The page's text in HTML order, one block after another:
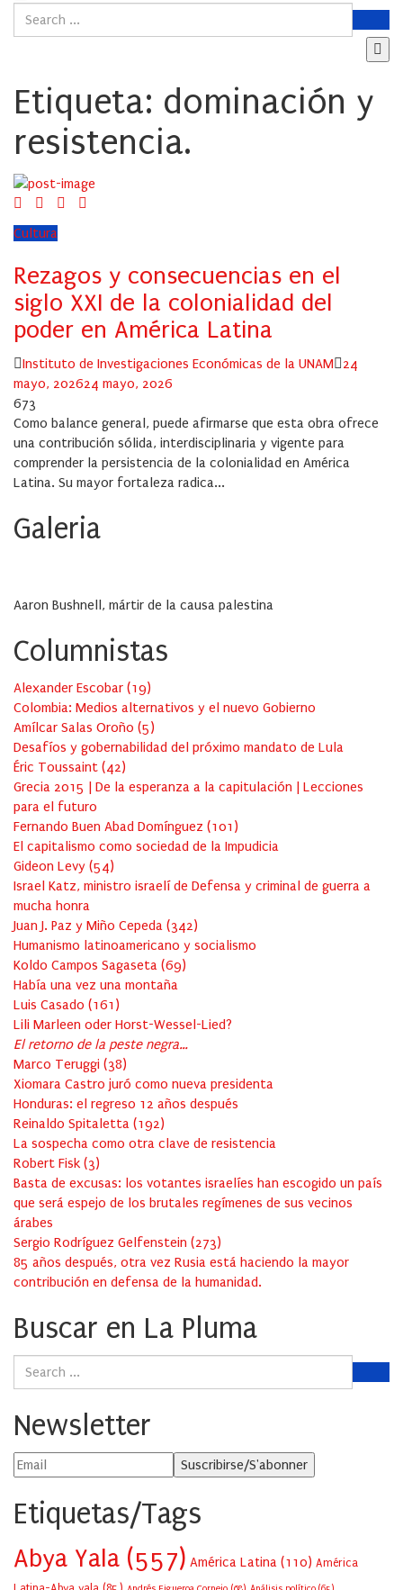
Etiqueta: dominación y
resistencia.
Cultura
Rezagos y consecuencias en el
siglo XXI de la colonialidad del
poder en América Latina
Author
Instituto de Investigaciones Económicas de la UNAM
Posted
24
mayo, 202624 mayo, 2026
673
Como balance general, puede afirmarse que esta obra ofrece
una contribución sólida, interdisciplinaria y vigente para
comprender la persistencia de la colonialidad en América
Latina. Su mayor fortaleza radica...
Galeria
Aaron Bushnell, mártir de la causa palestina
Columnistas
Alexander Escobar (19)
Colombia: Medios alternativos y el nuevo Gobierno
Amílcar Salas Oroño (5)
Desafíos y gobernabilidad del próximo mandato de Lula
Éric Toussaint (42)
Grecia 2015 | De la esperanza a la capitulación | Lecciones
para el futuro
Fernando Buen Abad Domínguez (101 )
El capitalismo como sociedad de la Impudicia
Gideon Levy (54)
Israel Katz, ministro israelí de Defensa y criminal de guerra a
mucha honra
Juan J. Paz y Miño Cepeda (342)
Humanismo latinoamericano y socialismo
Koldo Campos Sagaseta (69)
Había una vez una montaña
Luis Casado (161 )
Lili Marleen oder Horst-Wessel-Lied?
El retorno de la peste negra…
Marco Teruggi (38)
Xiomara Castro juró como nueva presidenta
Honduras: el regreso 12 años después
Reinaldo Spitaletta (192)
La sospecha como otra clave de resistencia
Robert Fisk (3)
Basta de excusas: los votantes israelíes han escogido un país
que será espejo de los brutales regímenes de sus vecinos
árabes
Sergio Rodríguez Gelfenstein (273)
85 años después, otra vez Rusia está haciendo la mayor
contribución en defensa de la humanidad.
Buscar en La Pluma
Newsletter
Etiquetas/Tags
Abya Yala (557) América Latina (110) América